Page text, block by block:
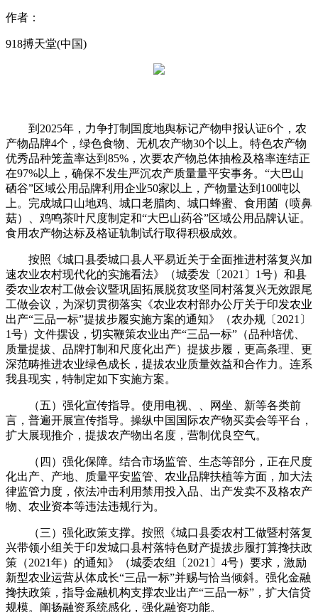
作者：
918搏天堂(中国)
到2025年，力争打制国度地舆标记产物申报认证6个，农
产物品牌4个，绿色食物、无机农产物30个以上。特色农产物
优秀品种笼盖率达到85%，次要农产物总体抽检及格率连结正
在97%以上，确保不发生严沉农产质量量平安事务。“大巴山
硒谷”区域公用品牌利用企业50家以上，产物量达到100吨以
上。完成城口山地鸡、城口老腊肉、城口蜂蜜、食用菌（喷鼻
菇）、鸡鸣茶叶尺度制定和“大巴山药谷”区域公用品牌认证。
食用农产物达标及格证轨制试行取得积极成效。
按照《城口县委城口县人平易近关于全面推进村落复兴加
速农业农村现代化的实施看法》（城委发〔2021〕1号）和县
委农业农村工做会议暨巩固拓展脱贫攻坚同村落复兴无效跟尾
工做会议，为深切贯彻落实《农业农村部办公厅关于印发农业
出产“三品一标”提拔步履实施方案的通知》（农办规〔2021〕
1号）文件摆设，切实鞭策农业出产“三品一标”（品种培优、
质量提拔、品牌打制和尺度化出产）提拔步履，更高条理、更
深范畴推进农业绿色成长，提拔农业质量效益和合作力。连系
我县现实，特制定如下实施方案。
（五）强化宣传指导。使用电视、、网坐、新等各类前
言，普遍开展宣传指导。操纵中国国际农产物买卖会等平台，
扩大展现推介，提拔农产物出名度，营制优良空气。
（四）强化保障。结合市场监管、生态等部分，正在尺度
化出产、产地、质量平安监管、农业品牌扶植等方面，加大法
律监管力度，依法冲击利用禁用投入品、出产发卖不及格农产
物、农业资本等违法违规行为。
（三）强化政策支撑。按照《城口县委农村工做暨村落复
兴带领小组关于印发城口县村落特色财产提拔步履打算搀扶政
策（2021年）的通知》（城委农组〔2021〕4号）要求，激励
新型农业运营从体成长“三品一标”并赐与恰当倾斜。强化金融
搀扶政策，指导金融机构支撑农业出产“三品一标”，扩大信贷
规模。阐扬融资系统感化，强化融资功能。